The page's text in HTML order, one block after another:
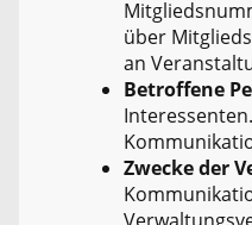
über
an
Betroffene
Interessenten.
Zwecke der